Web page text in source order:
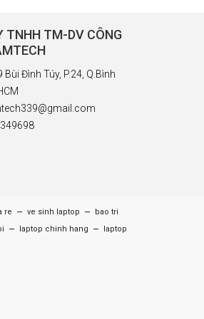
TNHH TM-DV CÔNG
Bùi Đình Túy, P.24, Q.Bình
re – ve sinh laptop –
bao tri
– laptop chinh hang –
laptop